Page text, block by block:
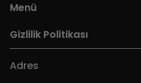
Menü
Gizlilik Politikası
Adres